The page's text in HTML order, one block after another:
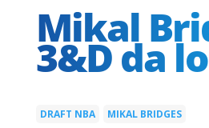
Mikal
3&D da
DRAFT NBA MIKAL BRIDGES